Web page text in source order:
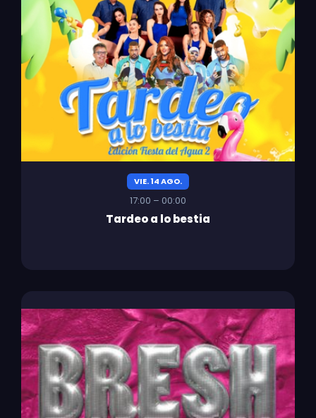
VIE. 14 AGO.
17:00 – 00:00
Tardeo a lo bestia